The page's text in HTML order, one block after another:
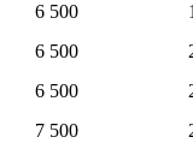
6 500
6 500
6 500
7 500